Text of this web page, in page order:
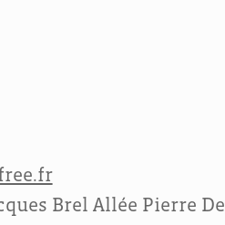
Brel Allée Pierre De